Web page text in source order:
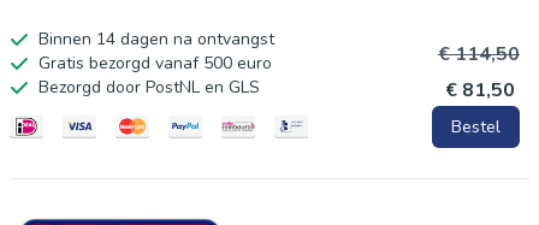
Binnen 14 dagen na ontvangst
Gratis bezorgd vanaf 500 euro
Bezorgd door PostNL en GLS
€ 114,50
€ 81,50
Bestel